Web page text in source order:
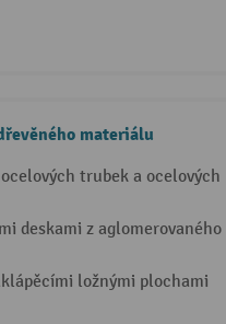
materiálu
trubek a ocelových
deskami z aglomerovaného
ložnými plochami